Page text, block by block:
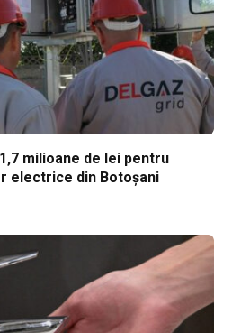
milioane de lei pentru
electrice din Botoșani